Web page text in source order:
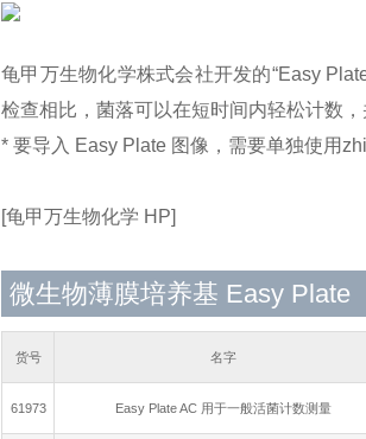
龟甲万生物化学株式会社开发的“Easy
检查相比，菌落可以在短时间内轻松计数，
* 要导入 Easy Plate 图像，需要单独使用
[龟甲万生物化学 HP]
微生物薄膜培养基 Easy Plate
货号 名字
61973 Easy Plate AC 用于一般活菌计数测量